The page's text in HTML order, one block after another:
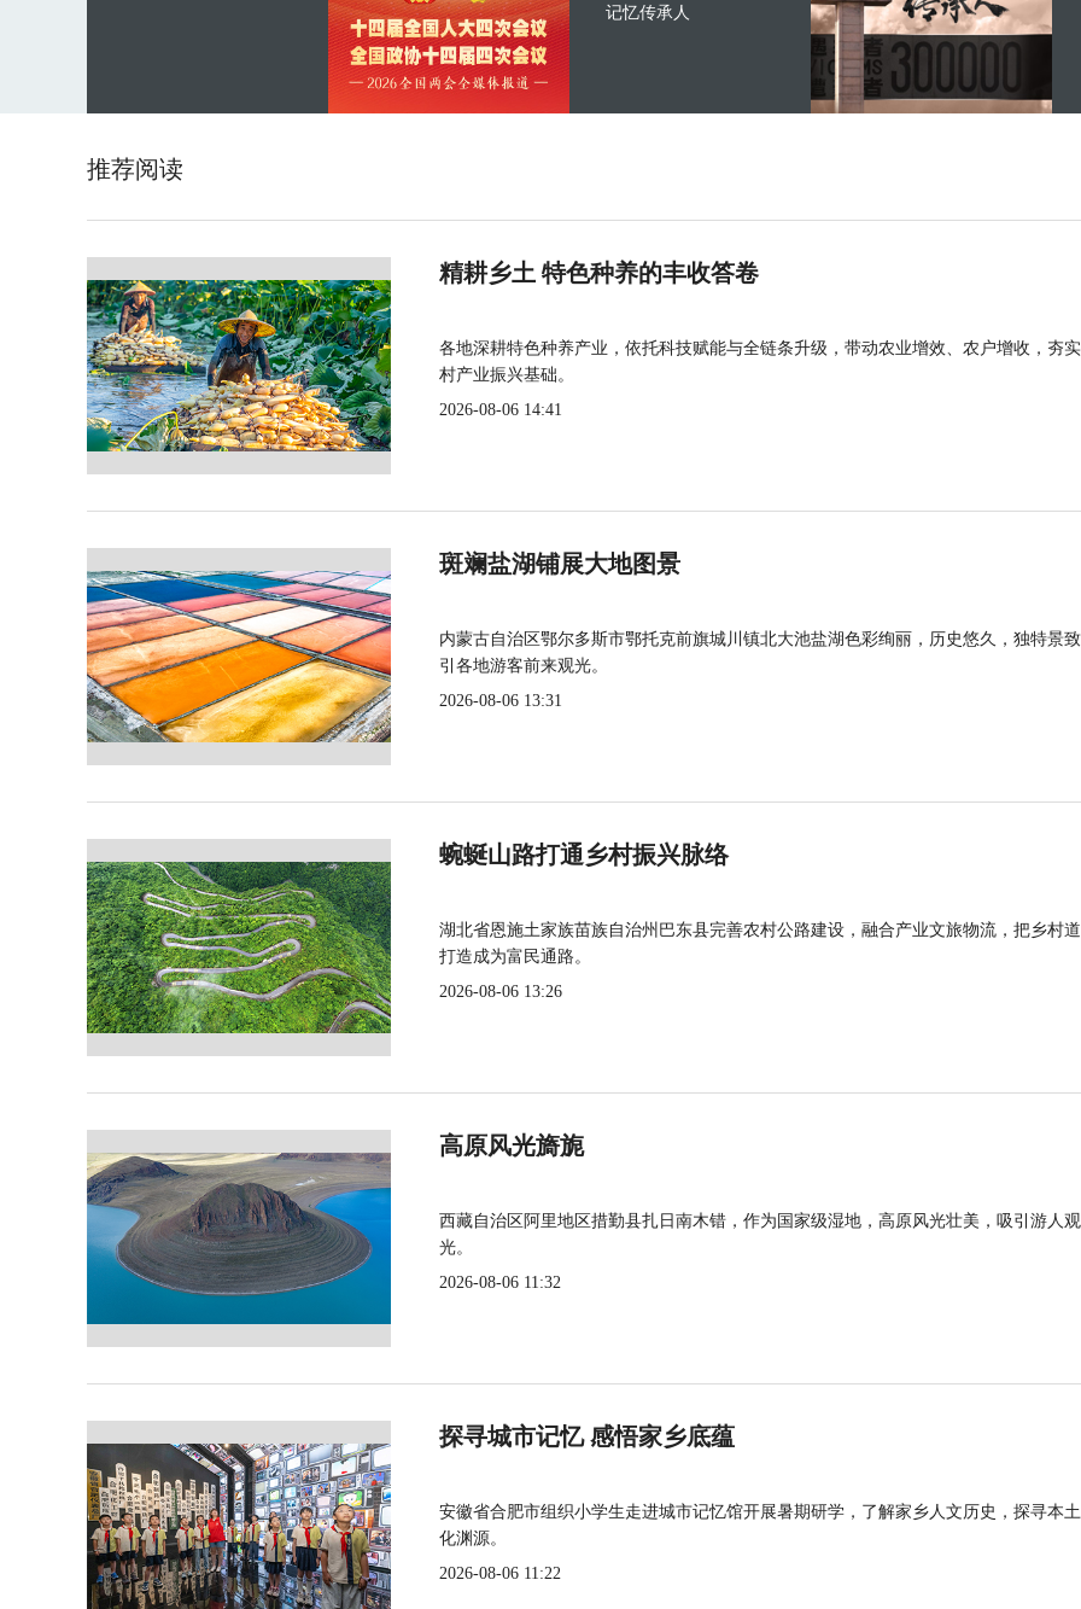
记忆传承人
推荐阅读
精耕乡土 特色种养的丰收答卷
各地深耕特色种养产业，依托科技赋能与全链条升级，带动农业增效、农户增收，夯
村产业振兴基础。
2026-08-06 14:41
斑斓盐湖铺展大地图景
内蒙古自治区鄂尔多斯市鄂托克前旗城川镇北大池盐湖色彩绚丽，历史悠久，独特景
引各地游客前来观光。
2026-08-06 13:31
蜿蜒山路打通乡村振兴脉络
湖北省恩施土家族苗族自治州巴东县完善农村公路建设，融合产业文旅物流，把乡村
打造成为富民通路。
2026-08-06 13:26
高原风光旖旎
西藏自治区阿里地区措勤县扎日南木错，作为国家级湿地，高原风光壮美，吸引游人观
光。
2026-08-06 11:32
探寻城市记忆 感悟家乡底蕴
安徽省合肥市组织小学生走进城市记忆馆开展暑期研学，了解家乡人文历史，探寻本
化渊源。
2026-08-06 11:22